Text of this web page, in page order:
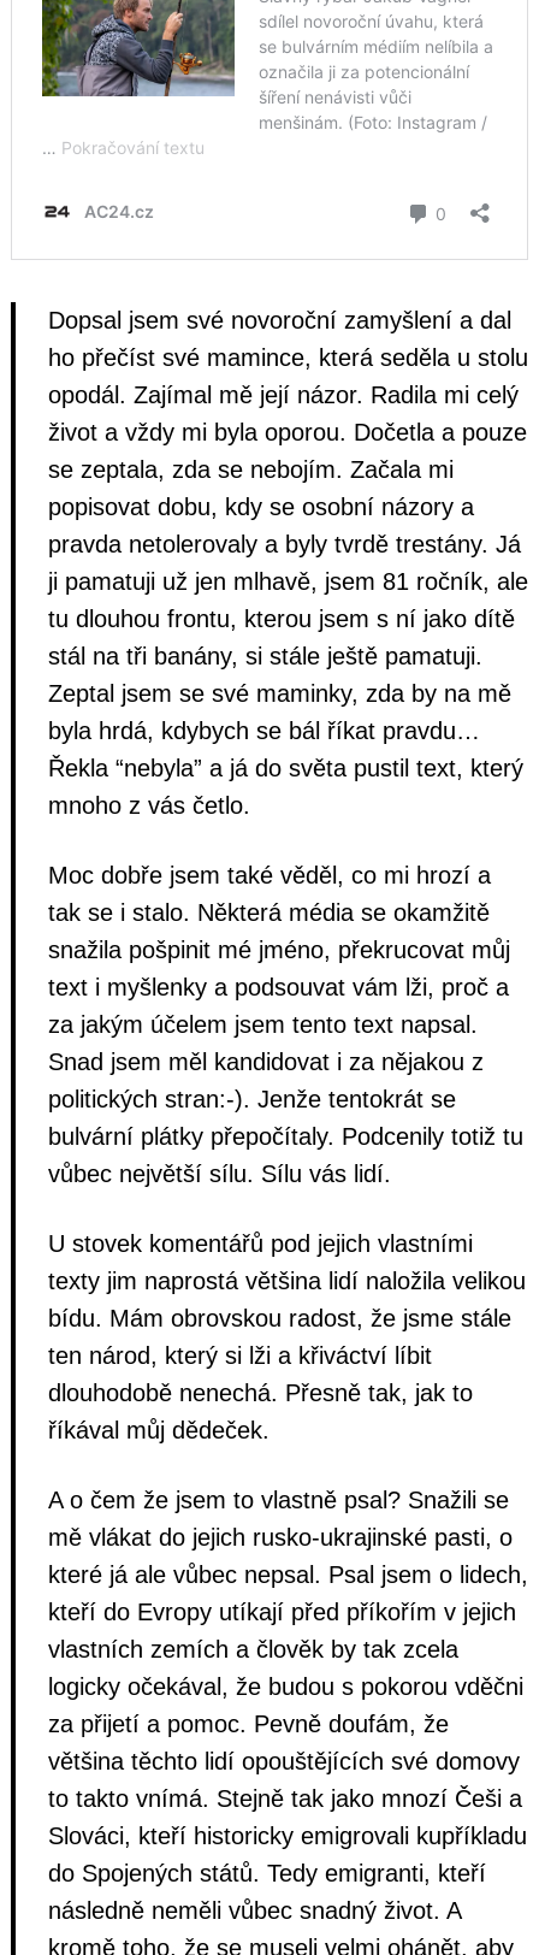
Dopsal jsem své novoroční zamyšlení a dal
ho přečíst své mamince, která seděla u stolu
opodál. Zajímal mě její názor. Radila mi celý
život a vždy mi byla oporou. Dočetla a pouze
se zeptala, zda se nebojím. Začala mi
popisovat dobu, kdy se osobní názory a
pravda netolerovaly a byly tvrdě trestány. Já
ji pamatuji už jen mlhavě, jsem 81 ročník, ale
tu dlouhou frontu, kterou jsem s ní jako dítě
stál na tři banány, si stále ještě pamatuji.
Zeptal jsem se své maminky, zda by na mě
byla hrdá, kdybych se bál říkat pravdu…
Řekla “nebyla” a já do světa pustil text, který
mnoho z vás četlo.
Moc dobře jsem také věděl, co mi hrozí a
tak se i stalo. Některá média se okamžitě
snažila pošpinit mé jméno, překrucovat můj
text i myšlenky a podsouvat vám lži, proč a
za jakým účelem jsem tento text napsal.
Snad jsem měl kandidovat i za nějakou z
politických stran:-). Jenže tentokrát se
bulvární plátky přepočítaly. Podcenily totiž tu
vůbec největší sílu. Sílu vás lidí.
U stovek komentářů pod jejich vlastními
texty jim naprostá většina lidí naložila velikou
bídu. Mám obrovskou radost, že jsme stále
ten národ, který si lži a křiváctví líbit
dlouhodobě nenechá. Přesně tak, jak to
říkával můj dědeček.
A o čem že jsem to vlastně psal? Snažili se
mě vlákat do jejich rusko-ukrajinské pasti, o
které já ale vůbec nepsal. Psal jsem o lidech,
kteří do Evropy utíkají před příkořím v jejich
vlastních zemích a člověk by tak zcela
logicky očekával, že budou s pokorou vděčni
za přijetí a pomoc. Pevně doufám, že
většina těchto lidí opouštějících své domovy
to takto vnímá. Stejně tak jako mnozí Češi a
Slováci, kteří historicky emigrovali kupříkladu
do Spojených států. Tedy emigranti, kteří
následně neměli vůbec snadný život. A
kromě toho, že se museli velmi ohánět, aby